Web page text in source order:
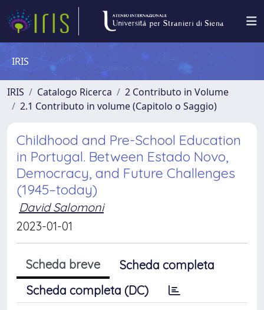
IRIS
IRIS Catalogo Ricerca
2 Contributo in Volume
2.1 Contributo in volume (Capitolo o Saggio)
Childhood and Pre-School Education
in Portugal. Between Estado Novo,
Democracy, and Future Challenges
(1945–today)
David Salomoni
2023-01-01
Scheda breve
Scheda completa
Scheda completa (DC)